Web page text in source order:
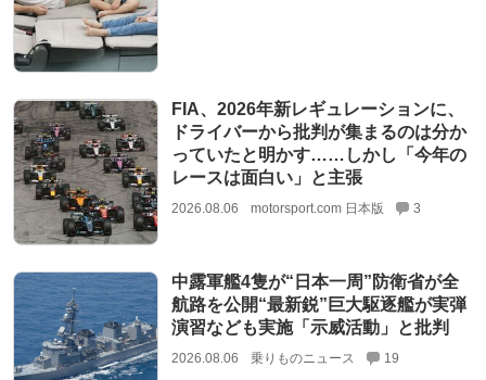
FIA、2026年新レギュレーションに、
ドライバーから批判が集まるのは分か
っていたと明かす……しかし「今年の
レースは面白い」と主張
2026.08.06 motorsport.com 日本版 3
中露軍艦4隻が“日本一周”防衛省が全
航路を公開“最新鋭”巨大駆逐艦が実弾
演習なども実施「示威活動」と批判
2026.08.06 乗りものニュース 19